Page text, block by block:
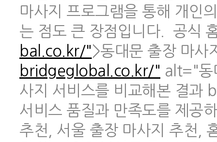
마사지 프로그램을 통해 개인
는 점도 큰 장점입니다. 공식
bal.co.kr/">동대문 출장 마
bridgeglobal.co.kr/" alt="동
사지 서비스를 비교해본 결과
서비스 품질과 만족도를 제공
추천, 서울 출장 마사지 추천,